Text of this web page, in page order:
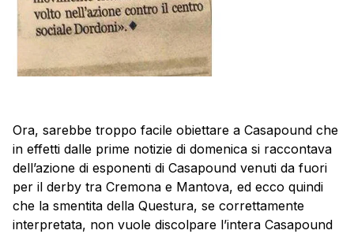
Ora, sarebbe troppo facile obiettare a Casapound che
in effetti dalle prime notizie di domenica si raccontava
dell’azione di esponenti di Casapound venuti da fuori
per il derby tra Cremona e Mantova, ed ecco quindi
che la smentita della Questura, se correttamente
interpretata, non vuole discolpare l’intera Casapound